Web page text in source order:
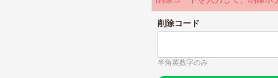
削除コード
半角英数字のみ